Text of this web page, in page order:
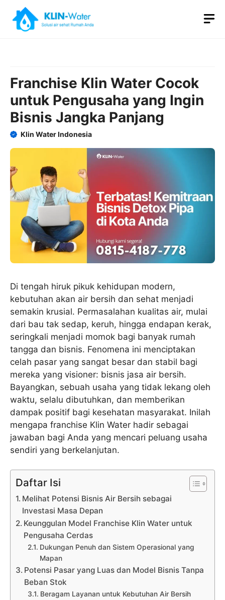
content
Franchise Klin Water Cocok
untuk Pengusaha yang Ingin
Bisnis Jangka Panjang
Klin Water Indonesia
Di tengah hiruk pikuk kehidupan modern,
kebutuhan akan air bersih dan sehat menjadi
semakin krusial. Permasalahan kualitas air, mulai
dari bau tak sedap, keruh, hingga endapan kerak,
seringkali menjadi momok bagi banyak rumah
tangga dan bisnis. Fenomena ini menciptakan
celah pasar yang sangat besar dan stabil bagi
mereka yang visioner: bisnis jasa air bersih.
Bayangkan, sebuah usaha yang tidak lekang oleh
waktu, selalu dibutuhkan, dan memberikan
dampak positif bagi kesehatan masyarakat. Inilah
mengapa franchise Klin Water hadir sebagai
jawaban bagi Anda yang mencari peluang usaha
sendiri yang berkelanjutan.
Daftar Isi
Melihat Potensi Bisnis Air Bersih sebagai
Investasi Masa Depan
Keunggulan Model Franchise Klin Water untuk
Pengusaha Cerdas
Dukungan Penuh dan Sistem Operasional yang
Mapan
Potensi Pasar yang Luas dan Model Bisnis Tanpa
Beban Stok
Beragam Layanan untuk Kebutuhan Air Bersih